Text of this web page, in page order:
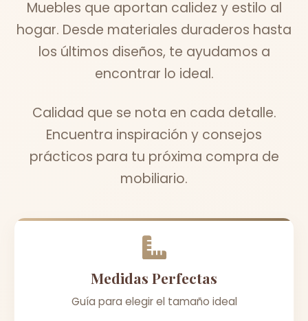
Muebles que aportan calidez y estilo al
hogar. Desde materiales duraderos hasta
los últimos diseños, te ayudamos a
encontrar lo ideal.
Calidad que se nota en cada detalle.
Encuentra inspiración y consejos
prácticos para tu próxima compra de
mobiliario.
Medidas Perfectas
Guía para elegir el tamaño ideal